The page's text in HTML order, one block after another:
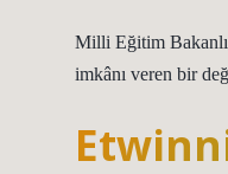
Milli Eğitim
imkânı veren bir